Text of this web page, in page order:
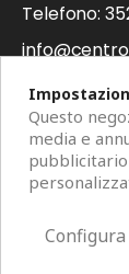
Telefono:
Questo
media e
Configura